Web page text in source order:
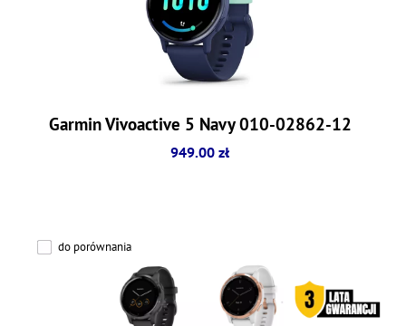
Garmin Vivoactive 5 Navy 010-02862-12
949.00 zł
do porównania